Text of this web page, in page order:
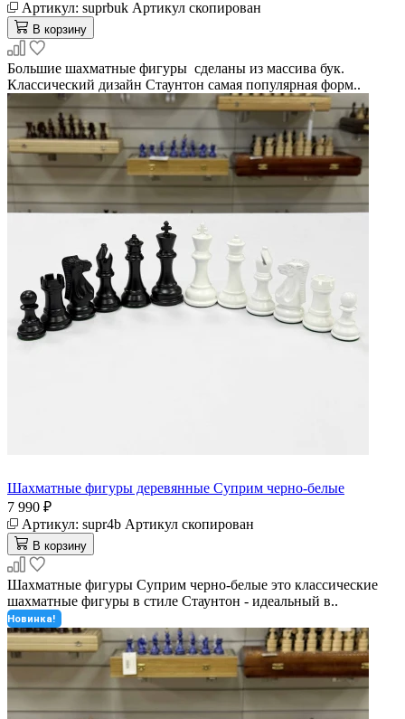
Артикул: suprbuk Артикул скопирован
В корзину
Большие шахматные фигуры сделаны из массива бук.
Классический дизайн Стаунтон самая популярная форм..
Шахматные фигуры деревянные Суприм черно-белые
7 990 ₽
Артикул: supr4b Артикул скопирован
В корзину
Шахматные фигуры Суприм черно-белые это классические
шахматные фигуры в стиле Стаунтон - идеальный в..
Новинка!